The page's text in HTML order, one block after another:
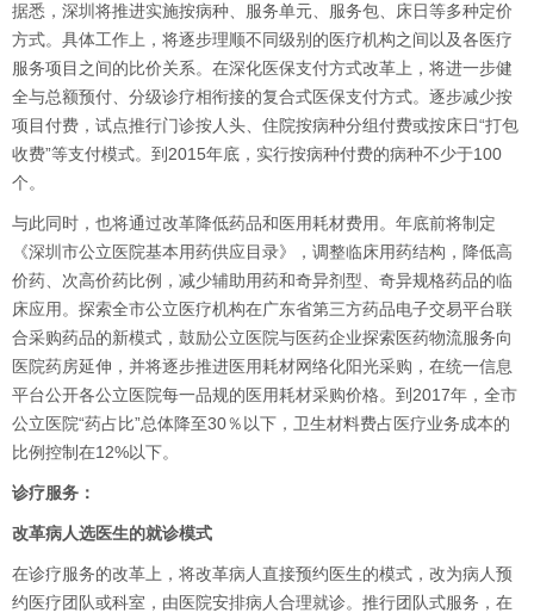
据悉，深圳将推进实施按病种、服务单元、服务包、床日等多种定价
方式。具体工作上，将逐步理顺不同级别的医疗机构之间以及各医疗
服务项目之间的比价关系。在深化医保支付方式改革上，将进一步健
全与总额预付、分级诊疗相衔接的复合式医保支付方式。逐步减少按
项目付费，试点推行门诊按人头、住院按病种分组付费或按床日“打包
收费”等支付模式。到2015年底，实行按病种付费的病种不少于100
个。
与此同时，也将通过改革降低药品和医用耗材费用。年底前将制定
《深圳市公立医院基本用药供应目录》，调整临床用药结构，降低高
价药、次高价药比例，减少辅助用药和奇异剂型、奇异规格药品的临
床应用。探索全市公立医疗机构在广东省第三方药品电子交易平台联
合采购药品的新模式，鼓励公立医院与医药企业探索医药物流服务向
医院药房延伸，并将逐步推进医用耗材网络化阳光采购，在统一信息
平台公开各公立医院每一品规的医用耗材采购价格。到2017年，全市
公立医院“药占比”总体降至30％以下，卫生材料费占医疗业务成本的
比例控制在12%以下。
诊疗服务：
改革病人选医生的就诊模式
在诊疗服务的改革上，将改革病人直接预约医生的模式，改为病人预
约医疗团队或科室，由医院安排病人合理就诊。推行团队式服务，在